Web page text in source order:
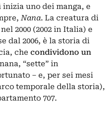
inizia uno dei manga, e
Nana. La creatura di
2000 (2002 in Italia) e
dal 2006, è la storia di
che condividono un
nana, “sette” in
– e, per sei mesi
temporale della storia),
707.